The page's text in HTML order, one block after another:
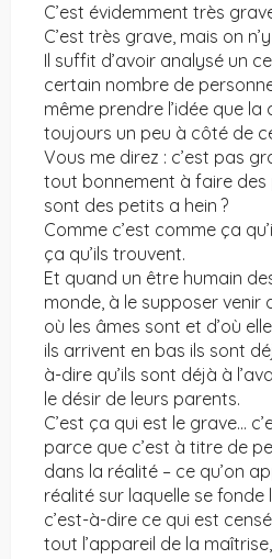
C’est évidemment très
C’est très grave, mais on
Il suffit d’avoir analysé un
certain nombre de
même prendre l’idée que la
toujours un peu à côté de
Vous me direz : c’est pas
tout bonnement à faire des
sont des petits a hein ?
Comme c’est comme ça
ça qu’ils trouvent.
Et quand un être humain
monde, à le supposer venir
où les âmes sont et d’où
ils arrivent en bas ils sont
à-dire qu’ils sont déjà à
le désir de leurs parents.
C’est ça qui est le grave…
parce que c’est à titre de
dans la réalité – ce qu’on
réalité sur laquelle se fonde
c’est-à-dire ce qui est
tout l’appareil de la